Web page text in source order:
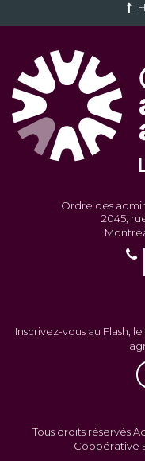
Ordre des
2045,
Inscrivez-vous au Flash,
Tous droits réservés
Coopérative